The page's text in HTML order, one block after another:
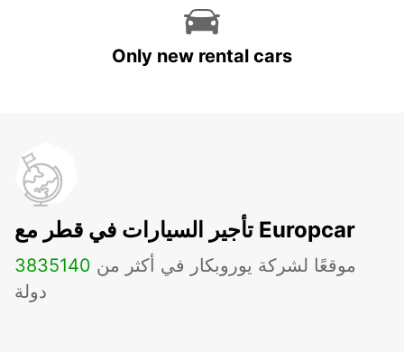
Only new rental cars
تأجير السيارات في قطر مع Europcar
3835 موقعًا لشركة يوروبكار في أكثر من 140
دولة